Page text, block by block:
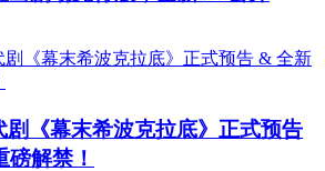
剧《幕末希波克拉底》正式预告
解禁！